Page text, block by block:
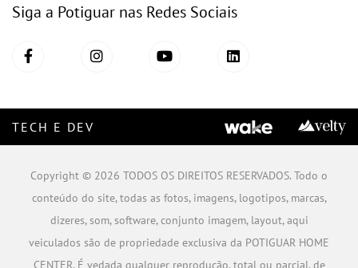
Siga a Potiguar nas Redes Sociais
TECH E DEV
Copyright © 2026 TODOS OS DIREITOS RESERVADOS. Todo o
conteúdo do site, todas as fotos, imagens, logotipos, marcas,
dizeres, som, software, conjunto imagem, layout, aqui
veiculados são de propriedade exclusiva da POTIGUAR HOME
CENTER. É vedada qualquer reprodução, total ou parcial, de